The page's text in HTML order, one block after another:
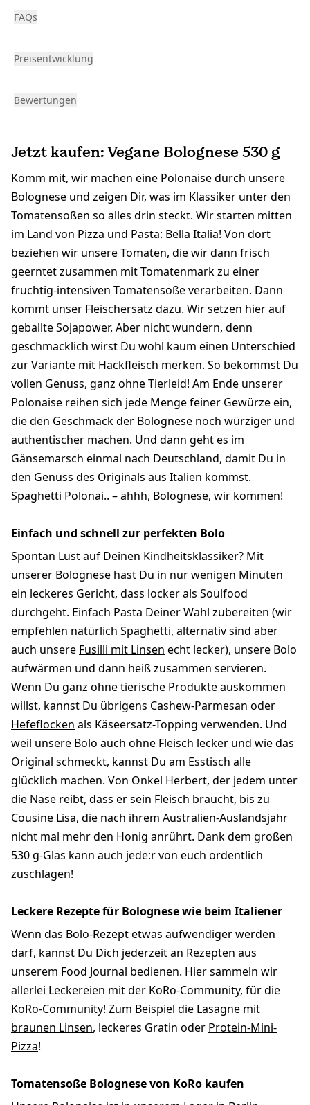
FAQs
Preisentwicklung
Bewertungen
Jetzt kaufen: Vegane Bolognese 530 g
Komm mit, wir machen eine Polonaise durch unsere
Bolognese und zeigen Dir, was im Klassiker unter den
Tomatensoßen so alles drin steckt. Wir starten mitten
im Land von Pizza und Pasta: Bella Italia! Von dort
beziehen wir unsere Tomaten, die wir dann frisch
geerntet zusammen mit Tomatenmark zu einer
fruchtig-intensiven Tomatensoße verarbeiten. Dann
kommt unser Fleischersatz dazu. Wir setzen hier auf
geballte Sojapower. Aber nicht wundern, denn
geschmacklich wirst Du wohl kaum einen Unterschied
zur Variante mit Hackfleisch merken. So bekommst Du
vollen Genuss, ganz ohne Tierleid! Am Ende unserer
Polonaise reihen sich jede Menge feiner Gewürze ein,
die den Geschmack der Bolognese noch würziger und
authentischer machen. Und dann geht es im
Gänsemarsch einmal nach Deutschland, damit Du in
den Genuss des Originals aus Italien kommst.
Spaghetti Polonai.. – ähhh, Bolognese, wir kommen!
Einfach und schnell zur perfekten Bolo
Spontan Lust auf Deinen Kindheitsklassiker? Mit
unserer Bolognese hast Du in nur wenigen Minuten
ein leckeres Gericht, dass locker als Soulfood
durchgeht. Einfach Pasta Deiner Wahl zubereiten (wir
empfehlen natürlich Spaghetti, alternativ sind aber
auch unsere Fusilli mit Linsen echt lecker), unsere Bolo
aufwärmen und dann heiß zusammen servieren.
Wenn Du ganz ohne tierische Produkte auskommen
willst, kannst Du übrigens Cashew-Parmesan oder
Hefeflocken als Käseersatz-Topping verwenden. Und
weil unsere Bolo auch ohne Fleisch lecker und wie das
Original schmeckt, kannst Du am Esstisch alle
glücklich machen. Von Onkel Herbert, der jedem unter
die Nase reibt, dass er sein Fleisch braucht, bis zu
Cousine Lisa, die nach ihrem Australien-Auslandsjahr
nicht mal mehr den Honig anrührt. Dank dem großen
530 g-Glas kann auch jede:r von euch ordentlich
zuschlagen!
Leckere Rezepte für Bolognese wie beim Italiener
Wenn das Bolo-Rezept etwas aufwendiger werden
darf, kannst Du Dich jederzeit an Rezepten aus
unserem Food Journal bedienen. Hier sammeln wir
allerlei Leckereien mit der KoRo-Community, für die
KoRo-Community! Zum Beispiel die Lasagne mit
braunen Linsen, leckeres Gratin oder Protein-Mini-
Pizza!
Tomatensoße Bolognese von KoRo kaufen